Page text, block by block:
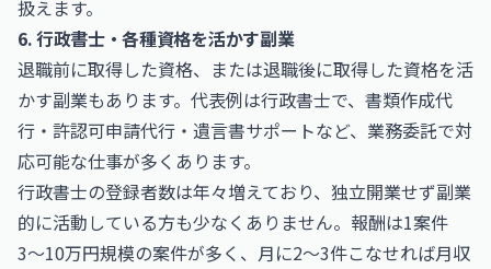
扱えます。
6. 行政書士・各種資格を活かす副業
退職前に取得した資格、または退職後に取得した資格を活
かす副業もあります。代表例は行政書士で、書類作成代
行・許認可申請代行・遺言書サポートなど、業務委託で対
応可能な仕事が多くあります。
行政書士の登録者数は年々増えており、独立開業せず副業
的に活動している方も少なくありません。報酬は1案件
3〜10万円規模の案件が多く、月に2〜3件こなせれば月収